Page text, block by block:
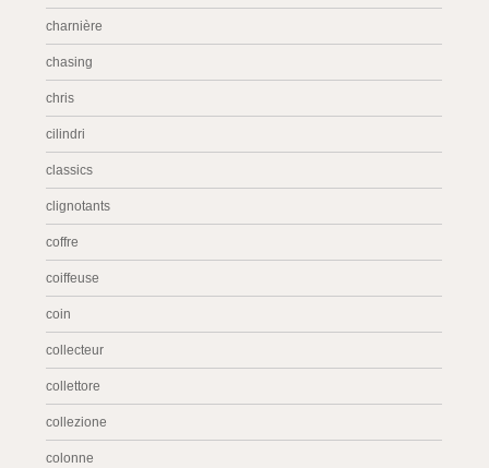
charnière
chasing
chris
cilindri
classics
clignotants
coffre
coiffeuse
coin
collecteur
collettore
collezione
colonne